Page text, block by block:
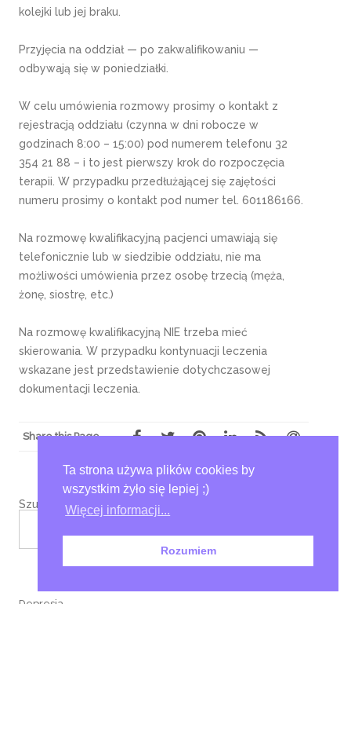
Ta strona używa plików cookies by
wszystkim żyło się lepiej ;)
Więcej informacji...
Rozumiem
kolejki lub jej braku.
Przyjęcia na oddział — po zakwalifikowaniu —
odbywają się w poniedziałki.
W celu umówienia rozmowy prosimy o kontakt z
rejestracją oddziału (czynna w dni robocze w
godzinach 8:00 – 15:00) pod numerem telefonu 32
354 21 88 – i to jest pierwszy krok do rozpoczęcia
terapii. W przypadku przedłużającej się zajętości
numeru prosimy o kontakt pod numer tel. 601186166.
Na rozmowę kwalifikacyjną pacjenci umawiają się
telefonicznie lub w siedzibie oddziału, nie ma
możliwości umówienia przez osobę trzecią (męża,
żonę, siostrę, etc.)
Na rozmowę kwalifikacyjną NIE trzeba mieć
skierowania. W przypadku kontynuacji leczenia
wskazane jest przedstawienie dotychczasowej
dokumentacji leczenia.
Share this Page
Szukaj
Depresja